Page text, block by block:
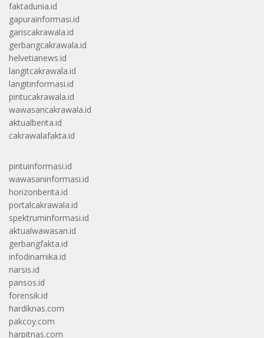
faktadunia.id
gapurainformasi.id
gariscakrawala.id
gerbangcakrawala.id
helvetianews.id
langitcakrawala.id
langitinformasi.id
pintucakrawala.id
wawasancakrawala.id
aktualberita.id
cakrawalafakta.id
pintuinformasi.id
wawasaninformasi.id
horizonberita.id
portalcakrawala.id
spektruminformasi.id
aktualwawasan.id
gerbangfakta.id
infodinamika.id
narsis.id
pansos.id
forensik.id
hardiknas.com
pakcoy.com
harpitnas.com